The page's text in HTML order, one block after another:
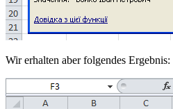
Wir erhalten aber folgendes Ergebnis: